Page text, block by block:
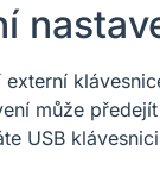
externí
může
USB